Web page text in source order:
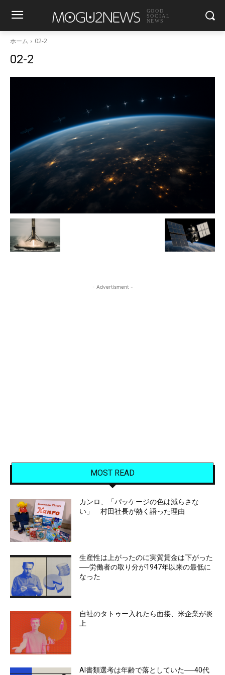
GOOD
SOCIAL
NEWS
ホーム 02-2
02-2
- Advertisment -
MOST READ
カンロ、「パッケージの色は減らさな
い」 村田社長が熱く語った理由
生産性は上がったのに実質賃金は下がった
──労働者の取り分が1947年以来の最低に
なった
自社のタトゥー入れたら面接、米企業が炎
上
AI書類選考は年齢で落としていた──40代